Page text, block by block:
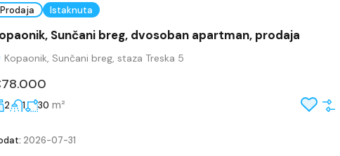
Prodaja Istaknuta
Sunčani breg, dvosoban apartman, prodaja
Kopaonik, Sunčani breg, staza Treska 5
2 1 30 m²
2026-07-31